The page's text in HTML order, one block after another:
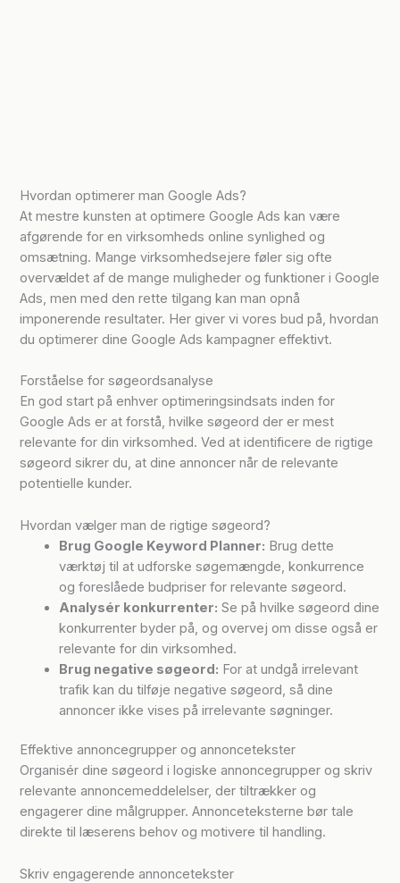
Hvordan optimerer man Google Ads?
At mestre kunsten at optimere Google Ads kan være
afgørende for en virksomheds online synlighed og
omsætning. Mange virksomhedsejere føler sig ofte
overvældet af de mange muligheder og funktioner i Google
Ads, men med den rette tilgang kan man opnå
imponerende resultater. Her giver vi vores bud på, hvordan
du optimerer dine Google Ads kampagner effektivt.
Forståelse for søgeordsanalyse
En god start på enhver optimeringsindsats inden for
Google Ads er at forstå, hvilke søgeord der er mest
relevante for din virksomhed. Ved at identificere de rigtige
søgeord sikrer du, at dine annoncer når de relevante
potentielle kunder.
Hvordan vælger man de rigtige søgeord?
Brug Google Keyword Planner: Brug dette
værktøj til at udforske søgemængde, konkurrence
og foreslåede budpriser for relevante søgeord.
Analysér konkurrenter: Se på hvilke søgeord dine
konkurrenter byder på, og overvej om disse også er
relevante for din virksomhed.
Brug negative søgeord: For at undgå irrelevant
trafik kan du tilføje negative søgeord, så dine
annoncer ikke vises på irrelevante søgninger.
Effektive annoncegrupper og annoncetekster
Organisér dine søgeord i logiske annoncegrupper og skriv
relevante annoncemeddelelser, der tiltrækker og
engagerer dine målgrupper. Annonceteksterne bør tale
direkte til læserens behov og motivere til handling.
Skriv engagerende annoncetekster